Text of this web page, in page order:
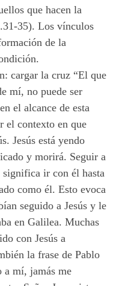
que hacen la
35). Los vínculos
de la
cargar la cruz “El que
mí, no puede ser
el alcance de esta
el contexto en que
Jesús está yendo
y morirá. Seguir a
ir con él hasta
como él. Esto evoca
seguido a Jesús y le
en Galilea. Muchas
con Jesús a
la frase de Pablo
a mí, jamás me